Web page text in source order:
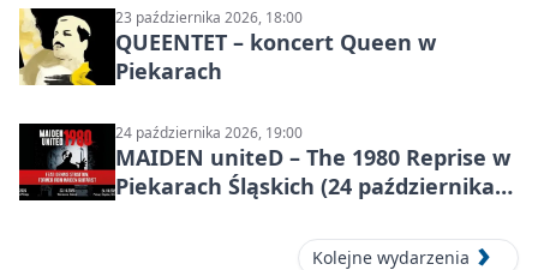
23 października 2026, 18:00
QUEENTET – koncert Queen w
Piekarach
24 października 2026, 19:00
MAIDEN uniteD – The 1980 Reprise w
Piekarach Śląskich (24 października
Kolejne wydarzenia